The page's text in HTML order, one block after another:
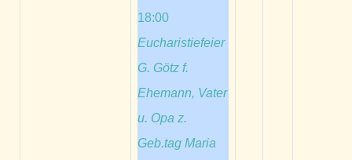
18:00
Eucharistiefeier
G. Götz f.
Ehemann, Vater
u. Opa z.
Geb.tag Maria